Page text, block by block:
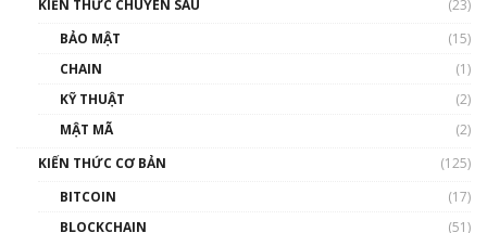
00:43:47
KIẾN THỨC CHUYÊN SÂU
(23)
BẢO MẬT
(15)
CHAIN
(1)
KỸ THUẬT
(2)
MẬT MÃ
(2)
KIẾN THỨC CƠ BẢN
(125)
BITCOIN
(17)
BLOCKCHAIN
(51)